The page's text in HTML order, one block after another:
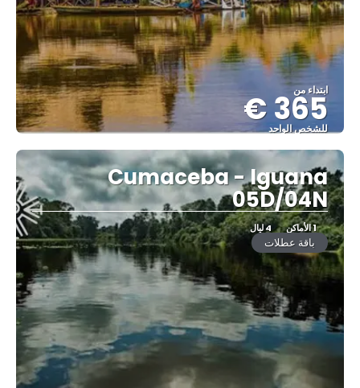
ابتداء من
365 €
للشخص الواحد
شاهد
Cumaceba - Iguana
05D/04N
1 الأماكن 4 ليال
باقة عطلات